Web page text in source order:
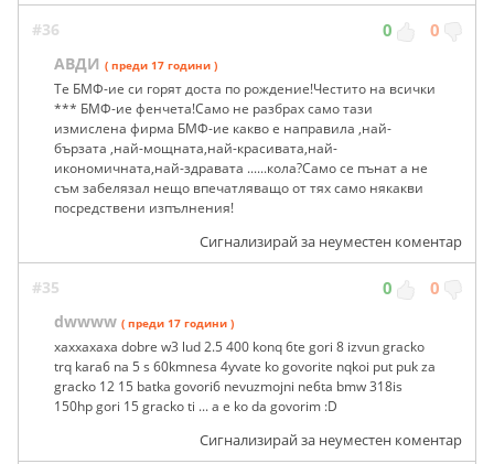
#36 0 0
АВДИ ( преди 17 години )
Те БМФ-ие си горят доста по рождение!Честито на всички
*** БМФ-ие фенчета!Само не разбрах само тази
измислена фирма БМФ-ие какво е направила ,най-
бързата ,най-мощната,най-красивата,най-
икономичната,най-здравата ......кола?Само се пънат а не
съм забелязал нещо впечатляващо от тях само някакви
посредствени изпълнения!
Сигнализирай за неуместен коментар
#35 0 0
dwwww ( преди 17 години )
xaxxaxaxa dobre w3 lud 2.5 400 konq 6te gori 8 izvun gracko
trq kara6 na 5 s 60kmnesa 4yvate ko govorite nqkoi put puk za
gracko 12 15 batka govori6 nevuzmojni ne6ta bmw 318is
150hp gori 15 gracko ti ... a e ko da govorim :D
Сигнализирай за неуместен коментар